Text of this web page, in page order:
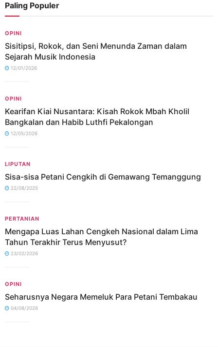
Paling Populer
OPINI
Sisitipsi, Rokok, dan Seni Menunda Zaman dalam
Sejarah Musik Indonesia
12/01/2026
OPINI
Kearifan Kiai Nusantara: Kisah Rokok Mbah Kholil
Bangkalan dan Habib Luthfi Pekalongan
12/05/2026
LIPUTAN
Sisa-sisa Petani Cengkih di Gemawang Temanggung
22/08/2025
PERTANIAN
Mengapa Luas Lahan Cengkeh Nasional dalam Lima
Tahun Terakhir Terus Menyusut?
23/02/2026
OPINI
Seharusnya Negara Memeluk Para Petani Tembakau
04/08/2026